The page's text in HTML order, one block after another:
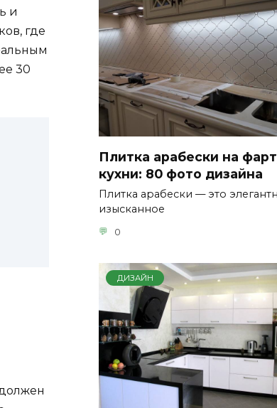
и
где
30
Плитка арабески на
кухни: 80 фото дизайна
Плитка арабески — это
изысканное
0
ДИЗАЙН